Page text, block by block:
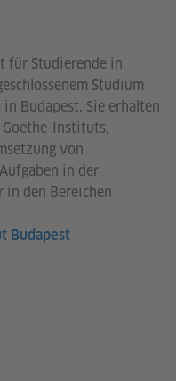
für Studierende in
Studium
Budapest. Sie erhalten
Instituts,
von
in der
in den Bereichen
Budapest